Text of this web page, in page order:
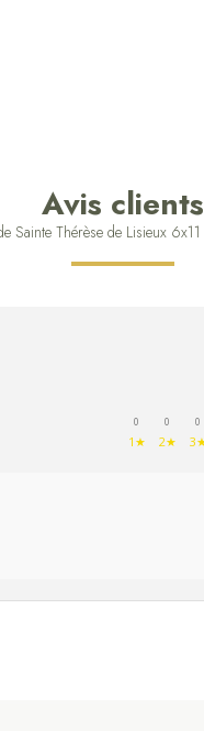
Avis clients
Sainte Thérèse de Lisieux
0
1★
0
2★
0